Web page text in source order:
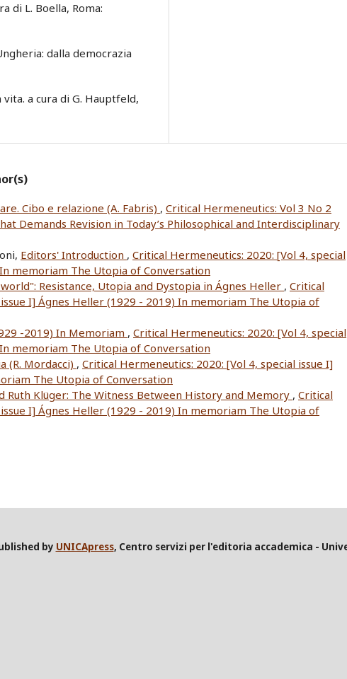
di L. Boella, Roma:
dalla democrazia
a cura di G. Hauptfeld,
Cibo e relazione (A. Fabris) , Critical Hermeneutics: Vol 3 No 2
Demands Revision in Today’s Philosophical and Interdisciplinary
Editors' Introduction , Critical Hermeneutics: 2020: [Vol 4, special
memoriam The Utopia of Conversation
Resistance, Utopia and Dystopia in Ágnes Heller , Critical
I] Ágnes Heller (1929 - 2019) In memoriam The Utopia of
-2019) In Memoriam , Critical Hermeneutics: 2020: [Vol 4, special
memoriam The Utopia of Conversation
(R. Mordacci) , Critical Hermeneutics: 2020: [Vol 4, special issue I]
The Utopia of Conversation
Ruth Klüger: The Witness Between History and Memory , Critical
I] Ágnes Heller (1929 - 2019) In memoriam The Utopia of
by UNICApress, Centro servizi per l'editoria accademica -